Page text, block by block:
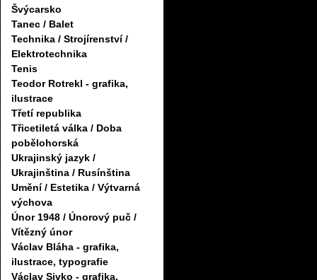
Švýcarsko
Tanec / Balet
Technika / Strojírenství /
Elektrotechnika
Tenis
Teodor Rotrekl - grafika,
ilustrace
Třetí republika
Třicetiletá válka / Doba
pobělohorská
Ukrajinský jazyk /
Ukrajinština / Rusínština
Umění / Estetika / Výtvarná
výchova
Únor 1948 / Únorový puč /
Vítězný únor
Václav Bláha - grafika,
ilustrace, typografie
Václav Sivko - grafika,